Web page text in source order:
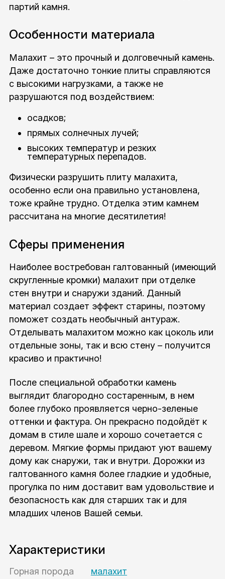
партий камня.
Особенности материала
Малахит – это прочный и долговечный камень.
Даже достаточно тонкие плиты справляются
с высокими нагрузками, а также не
разрушаются под воздействием:
осадков;
прямых солнечных лучей;
высоких температур и резких
температурных перепадов.
Физически разрушить плиту малахита,
особенно если она правильно установлена,
тоже крайне трудно. Отделка этим камнем
рассчитана на многие десятилетия!
Сферы применения
Наиболее востребован галтованный (имеющий
скругленные кромки) малахит при отделке
стен внутри и снаружи зданий. Данный
материал создает эффект старины, поэтому
поможет создать необычный антураж.
Отделывать малахитом можно как цоколь или
отдельные зоны, так и всю стену – получится
красиво и практично!
После специальной обработки камень
выглядит благородно состаренным, в нем
более глубоко проявляется черно-зеленые
оттенки и фактура. Он прекрасно подойдёт к
домам в стиле шале и хорошо сочетается с
деревом. Мягкие формы придают уют вашему
дому как снаружи, так и внутри. Дорожки из
галтованного камня более гладкие и удобные,
прогулка по ним доставит вам удовольствие и
безопасность как для старших так и для
младших членов Вашей семьи.
Характеристики
Горная порода малахит